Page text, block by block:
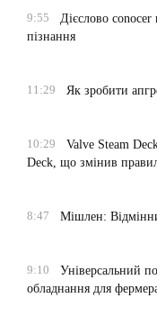
9:55
Дієслово conocer
пізнання
11:29
Як зробити
10:29
Valve Steam
Deck, що змінив
8:47
Мішлен:
9:10
Універсальний
обладнання для